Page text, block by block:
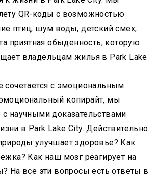
QR-коды с возможностью
птиц, шум воды, детский смех,
приятная обыденность, которую
владельцам жилья в Park Lake
сочетается с эмоциональным.
копирайт, мы
научными доказательствами
в Park Lake City. Действительно
улучшает здоровье? Как
Как наш мозг реагирует на
На все эти вопросы есть ответы в